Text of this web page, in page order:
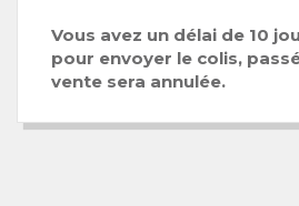
Vous avez un délai de 10
pour envoyer le colis,
vente sera annulée.